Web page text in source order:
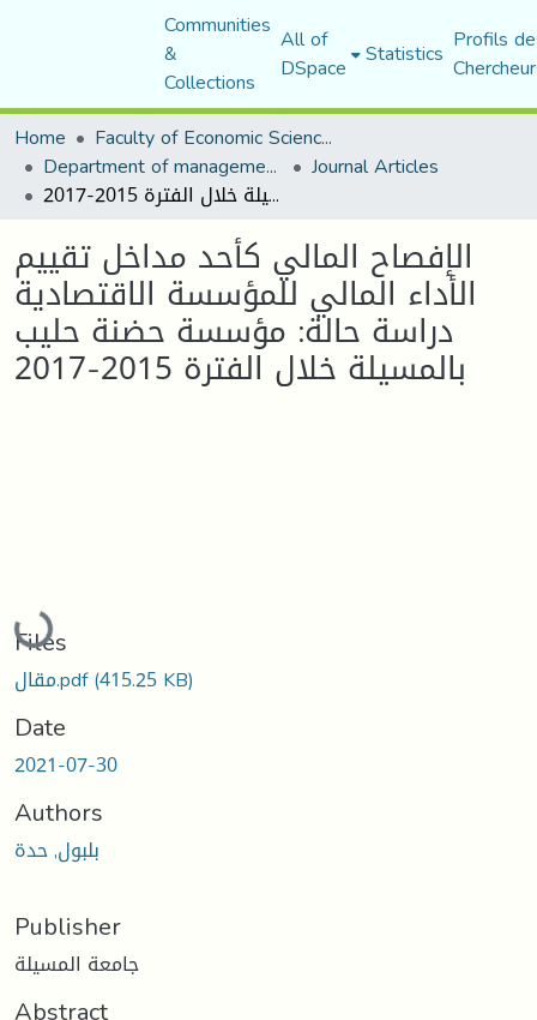
Communities
&
Collections
All of
DSpace Statistics Profils
Home
Faculty of Economic Sciences, Commerce and Management Sciences
Department of management sciences Journal Articles
الإفصاح المالي كأحد مداخل تقييم الأداء المالي للمؤسسة الاقتصادية دراسة حالة: مؤسسة حضنة حليب بالمسيلة خلال الفترة 2015-2017
الإفصاح المالي كأحد مداخل تقييم
الأداء المالي للمؤسسة الاقتصادية
دراسة حالة: مؤسسة حضنة حليب
بالمسيلة خلال الفترة 2015-2017
Loading...
Files
مقال.pdf(415.25 KB)
Date
2021-07-30
Authors
بلبول, حدة
Publisher
جامعة المسيلة